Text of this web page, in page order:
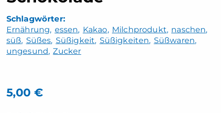
Ernährung essen Kakao Milchprodukt naschen
süß Süßes Süßigkeit Süßigkeiten Süßwaren
ungesund Zucker
5,00 €